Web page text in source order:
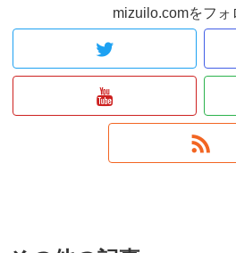
mizuilo.comをフォ